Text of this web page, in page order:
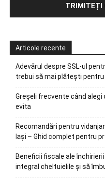
Articole recente
Adevărul despre SSL-ul
trebui să mai plătești pentru
Greșeli frecvente când alegi
evita
Recomandări pentru
Iași – Ghid complet pentru
Beneficii fiscale ale
integral cheltuielile și să